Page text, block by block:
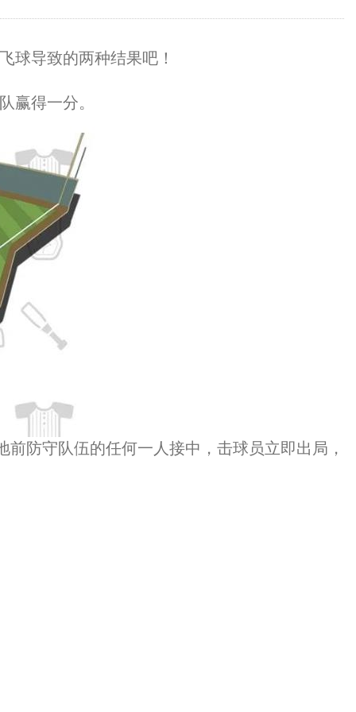
球导致的两种结果吧！
赢得一分。
防守队伍的任何一人接中，击球员立即出局，